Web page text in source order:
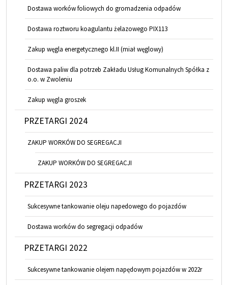
Dostawa worków foliowych do gromadzenia odpadów
Dostawa roztworu koagulantu żelazowego PIX113
Zakup węgla energetycznego kl.II (miał węglowy)
Dostawa paliw dla potrzeb Zakładu Usług Komunalnych Spółka z
o.o. w Zwoleniu
Zakup węgla groszek
PRZETARGI 2024
ZAKUP WORKÓW DO SEGREGACJI
ZAKUP WORKÓW DO SEGREGACJI
PRZETARGI 2023
Sukcesywne tankowanie oleju napedowego do pojazdów
Dostawa worków do segregacji odpadów
PRZETARGI 2022
Sukcesywne tankowanie olejem napędowym pojazdów w 2022r